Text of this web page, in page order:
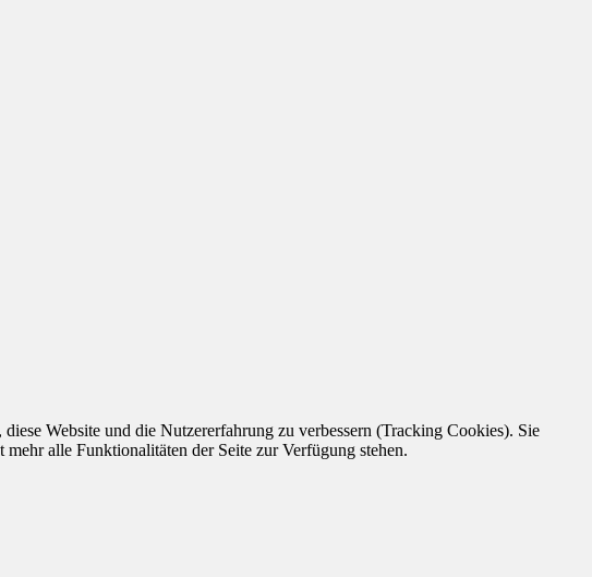
Website und die Nutzererfahrung zu verbessern (Tracking Cookies). Sie
alle Funktionalitäten der Seite zur Verfügung stehen.